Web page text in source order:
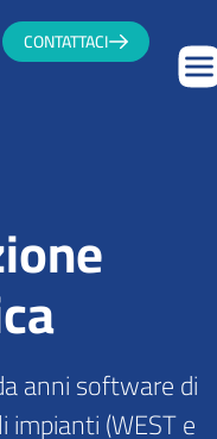
CONTATTACI
anni software di
(WEST e